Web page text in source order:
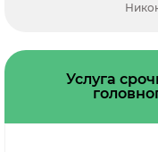
Услуга